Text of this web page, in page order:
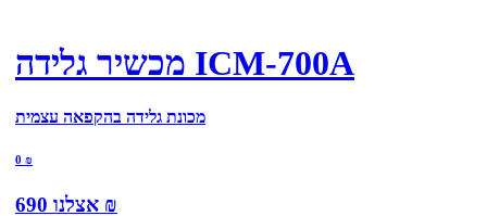
מכשיר גלידה ICM-700A
מכונת גלידה בהקפאה עצמית
0 ₪
אצלנו 690 ₪